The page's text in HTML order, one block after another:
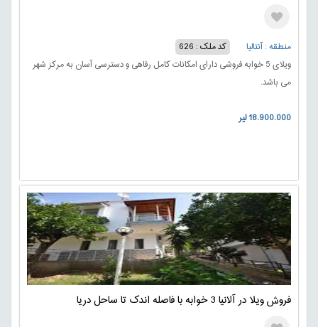
منطقه : آنتالیا
کد ملک : 626
ویلای 5 خوابه فروشی دارای امکانات کامل رفاهی و دسترسی آسان به مرکز شهر
می باشد.
18.900.000 لیر
فروش ویلا در آلانیا 3 خوابه با فاصله اندک تا ساحل دریا